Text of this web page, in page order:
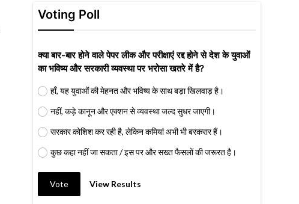
Voting Poll
क्या बार-बार होने वाले पेपर लीक और परीक्षाएं रद्द होने से देश के युवाओं
का भविष्य और सरकारी व्यवस्था पर भरोसा खतरे में है?
हाँ, यह युवाओं की मेहनत और भविष्य के साथ बड़ा खिलवाड़ है।
नहीं, कड़े कानून और एक्शन से व्यवस्था जल्द सुधर जाएगी।
सरकार कोशिश कर रही है, लेकिन कमियां अभी भी बरकरार हैं।
कुछ कहा नहीं जा सकता / इस पर और सख्त फैसलों की जरूरत है।
Vote View Results